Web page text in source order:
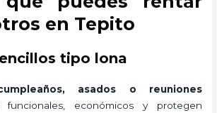
en Tepito
tipo lona
asados o reuniones
funcionales, económicos y protegen